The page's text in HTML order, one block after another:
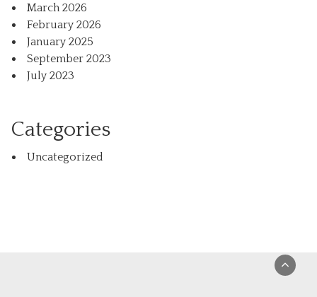
March 2026
February 2026
January 2025
September 2023
July 2023
Categories
Uncategorized